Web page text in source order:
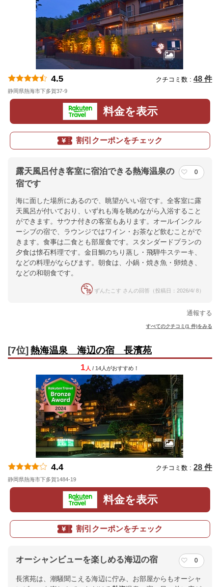
4.5 クチコミ数 : 48 件
静岡県熱海市下多賀37-9
料金を表示
割引クーポンをチェック
露天風呂付き客室に宿泊できる熱海温泉の
宿です
0
海に面した場所にあるので、眺望がいい宿です。全客室に露
天風呂が付いており、いずれも海を眺めながら入浴すること
ができます。サウナ付きの客室もあります。オールインクル
ーシブの宿で、ラウンジではワイン・お茶など飲むことがで
きます。食事は二食とも部屋食です。スタンダードプランの
夕食は懐石料理です。金目鯛のちり蒸し・飛騨牛ステーキ、
などの料理がならびます。朝食は、小鍋・焼き魚・卵焼き、
などの和朝食です。
ずんたこす さんの回答（投稿日：2026/4/ 8）
通報する
すべてのクチコミ(1 件)をみる
[7位] 熱海温泉 海辺の宿 長濱苑
1 人 / 14人がおすすめ！
4.4 クチコミ数 : 28 件
静岡県熱海市下多賀1484-19
料金を表示
割引クーポンをチェック
オーシャンビューを楽しめる海辺の宿 0
長濱苑は、潮騒聞こえる海辺に佇み、お部屋からもオーシャ